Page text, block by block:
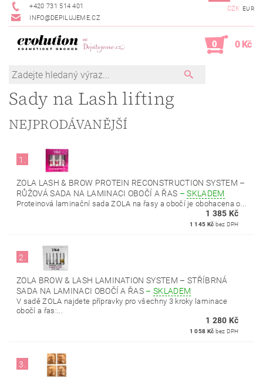
+420 731 514 401
INFO@DEPILUJEME.CZ
CZK EUR
0 0 Kč
Sady na Lash lifting
NEJPRODÁVANĚJŠÍ
1.
ZOLA LASH & BROW PROTEIN RECONSTRUCTION SYSTEM –
RŮŽOVÁ SADA NA LAMINACI OBOČÍ A ŘAS –SKLADEM
Proteinová laminační sada ZOLA na řasy a obočí je obohacena o...
1 385 Kč
1 145 Kč bez DPH
2.
ZOLA BROW & LASH LAMINATION SYSTEM – STŘÍBRNÁ
SADA NA LAMINACI OBOČÍ A ŘAS –SKLADEM
V sadě ZOLA najdete přípravky pro všechny 3 kroky laminace
obočí a řas:...
1 280 Kč
1 058 Kč bez DPH
3.